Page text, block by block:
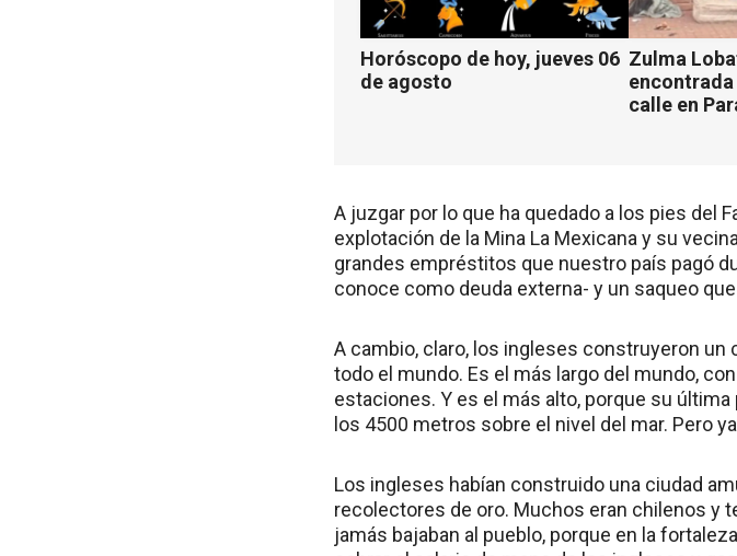
Horóscopo de hoy, jueves 06
de agosto
Zulma
calle en
A juzgar por lo que ha quedado a los pies del
explotación de la Mina La Mexicana y su
grandes empréstitos que nuestro país pagó
conoce como deuda externa- y un saqueo
A cambio, claro, los ingleses construyeron
todo el mundo. Es el más largo del mundo,
estaciones. Y es el más alto, porque su
los 4500 metros sobre el nivel del mar. Pero
Los ingleses habían construido una ciudad
recolectores de oro. Muchos eran chilenos y
jamás bajaban al pueblo, porque en la